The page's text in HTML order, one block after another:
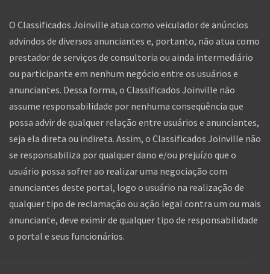
O Classificados Joinville atua como veiculador de anúncios
advindos de diversos anunciantes e, portanto, não atua como
prestador de serviços de consultoria ou ainda intermediário
ou participante em nenhum negócio entre os usuários e
anunciantes. Dessa forma, o Classificados Joinville não
assume responsabilidade por nenhuma conseqüência que
possa advir de qualquer relação entre usuários e anunciantes,
seja ela direta ou indireta. Assim, o Classificados Joinville não
se responsabiliza por qualquer dano e/ou prejuízo que o
usuário possa sofrer ao realizar uma negociação com
anunciantes deste portal, logo o usuário na realização de
qualquer tipo de reclamação ou ação legal contra um ou mais
anunciante, deve eximir de qualquer tipo de responsabilidade
o portal e seus funcionários.